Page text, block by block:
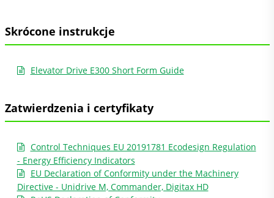
Skrócone instrukcje
Elevator Drive E300 Short Form Guide
Zatwierdzenia i certyfikaty
Control Techniques EU 20191781 Ecodesign Regulation
- Energy Efficiency Indicators
EU Declaration of Conformity under the Machinery
Directive - Unidrive M, Commander, Digitax HD